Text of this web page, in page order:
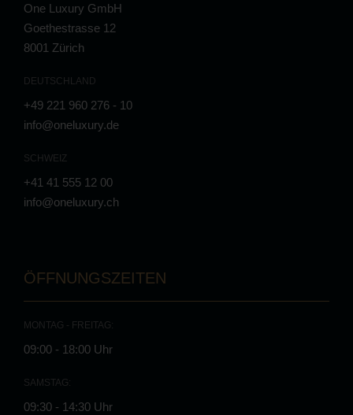
One Luxury GmbH
Goethestrasse 12
8001 Zürich
DEUTSCHLAND
+49 221 960 276 - 10
info@oneluxury.de
SCHWEIZ
+41 41 555 12 00
info@oneluxury.ch
ÖFFNUNGSZEITEN
MONTAG - FREITAG:
09:00 - 18:00 Uhr
SAMSTAG:
09:30 - 14:30 Uhr